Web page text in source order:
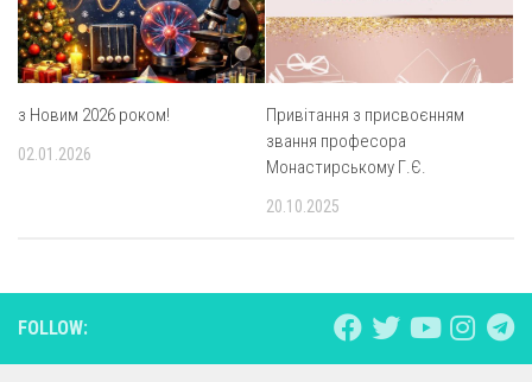
з Новим 2026 роком!
02.01.2026
Привітання з присвоєнням
звання професора
Монастирському Г.Є.
20.10.2025
FOLLOW: